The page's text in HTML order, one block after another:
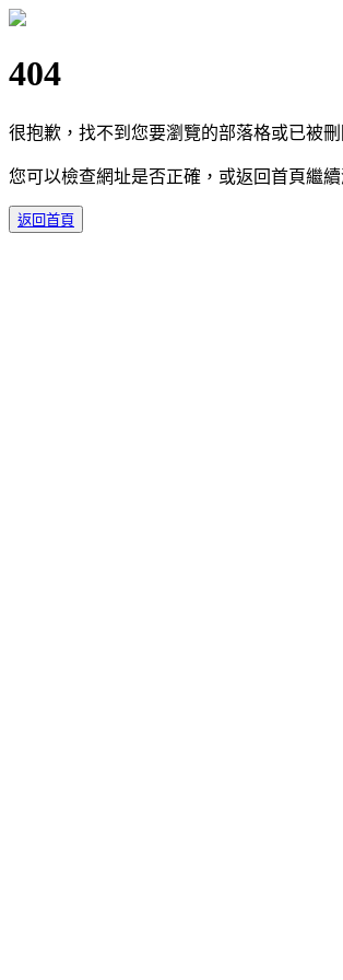
404
很抱歉，找不到您要瀏覽的部落格或已被
您可以檢查網址是否正確，或返回首頁繼
返回首頁